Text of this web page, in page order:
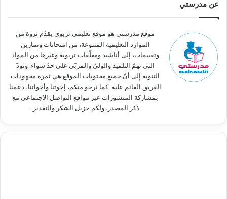
ن
عن مدرستي
موقع مدرستي هو موقع تعليمي تربوي يقدّم ثروة من
الموارد التعليمية المتنوعة، من امتحانات وتمارين
وتقييمات، إلى أناشيد ومعلّقات تربوية وغيرها من المواد
التي تهمّ التلميذ والوليّ والمربّي على حدّ سواء. ونودّ
التنويه إلى أنّ جميع محتويات الموقع هي ثمرة مجهودات
الفريق القائم عليه. كما نرجو منكم، إخوتنا وأخواتنا، دعمنا
بمشاركة المنشورات عبر مواقع التواصل الاجتماعي مع
ذكر المصدر، ولكم جزيل الشكر والتقدير.